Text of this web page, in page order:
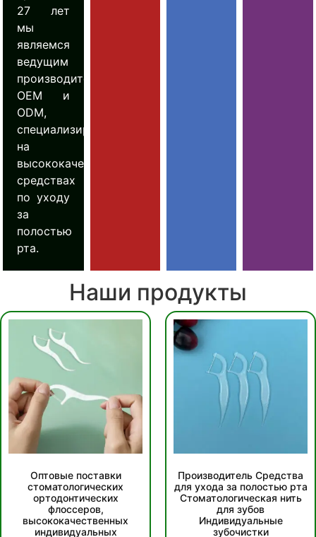
27 лет
мы
являемся
ведущим
производителем
OEM и
ODM,
специализирующимся
на
высококачественных
средствах
по уходу
за
полостью
рта.
Наши продукты
Оптовые поставки
стоматологических
ортодонтических
флоссеров,
высококачественных
индивидуальных
Производитель Средства
для ухода за полостью рта
Стоматологическая нить
для зубов
Индивидуальные
зубочистки